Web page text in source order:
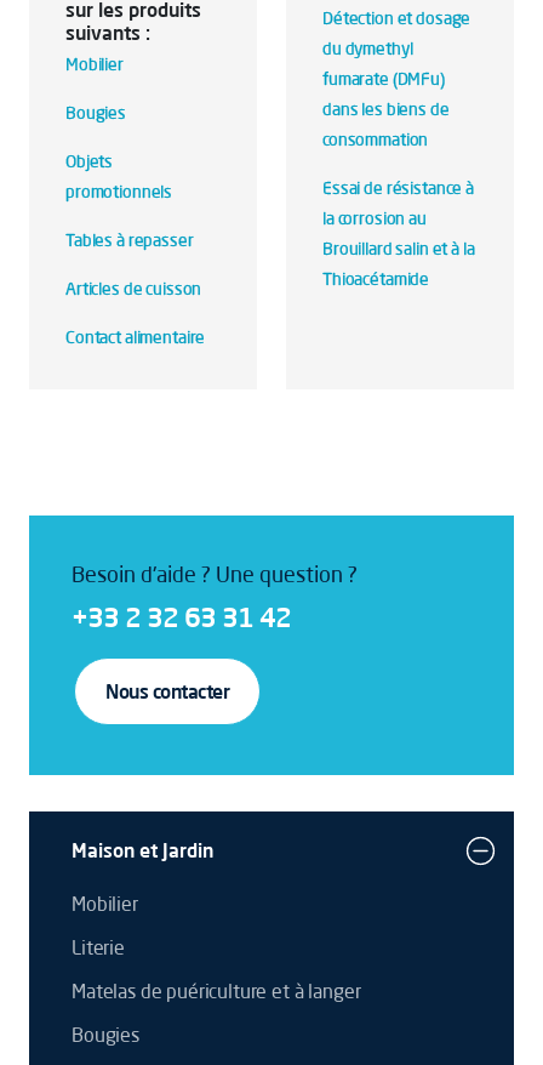
sur les produits
suivants :
Mobilier
Bougies
Objets
promotionnels
Tables à repasser
Articles de cuisson
Contact alimentaire
Détection et dosage
du dymethyl
fumarate (DMFu)
dans les biens de
consommation
Essai de résistance à
la corrosion au
Brouillard salin et à la
Thioacétamide
Besoin d'aide ? Une question ?
+33 2 32 63 31 42
Nous contacter
Maison et Jardin
Mobilier
Literie
Matelas de puériculture et à langer
Bougies